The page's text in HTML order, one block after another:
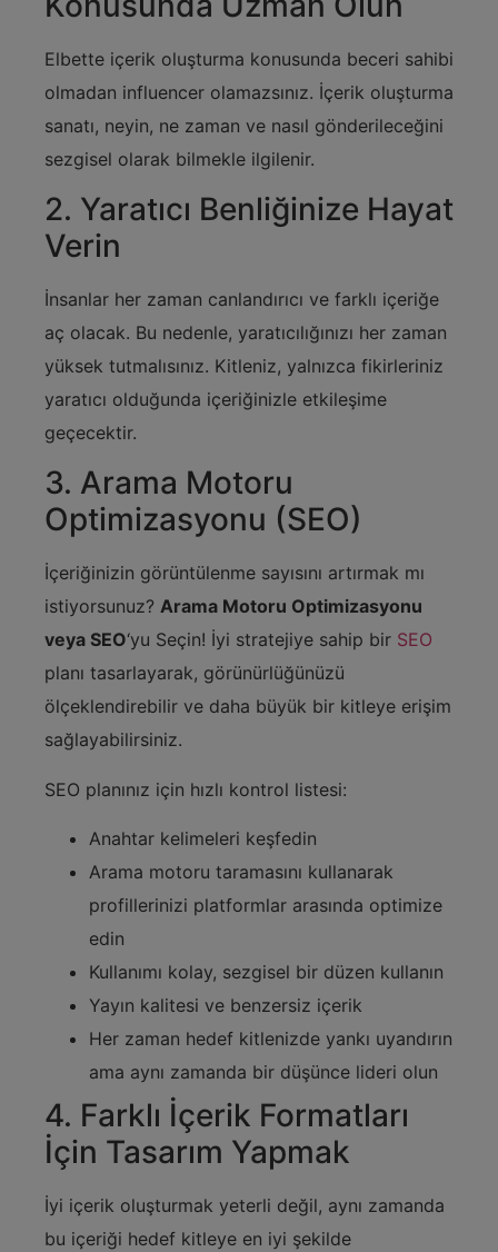
Elbette içerik oluşturma konusunda beceri sahibi
olmadan influencer olamazsınız. İçerik oluşturma
sanatı, neyin, ne zaman ve nasıl gönderileceğini
sezgisel olarak bilmekle ilgilenir.
2. Yaratıcı Benliğinize Hayat
Verin
İnsanlar her zaman canlandırıcı ve farklı içeriğe
aç olacak. Bu nedenle, yaratıcılığınızı her zaman
yüksek tutmalısınız. Kitleniz, yalnızca fikirleriniz
yaratıcı olduğunda içeriğinizle etkileşime
geçecektir.
3. Arama Motoru
Optimizasyonu (SEO)
İçeriğinizin görüntülenme sayısını artırmak mı
istiyorsunuz? Arama Motoru Optimizasyonu
veya SEO‘yu Seçin! İyi stratejiye sahip bir SEO
planı tasarlayarak, görünürlüğünüzü
ölçeklendirebilir ve daha büyük bir kitleye erişim
sağlayabilirsiniz.
SEO planınız için hızlı kontrol listesi:
Anahtar kelimeleri keşfedin
Arama motoru taramasını kullanarak
profillerinizi platformlar arasında optimize
edin
Kullanımı kolay, sezgisel bir düzen kullanın
Yayın kalitesi ve benzersiz içerik
Her zaman hedef kitlenizde yankı uyandırın
ama aynı zamanda bir düşünce lideri olun
4. Farklı İçerik Formatları
İçin Tasarım Yapmak
İyi içerik oluşturmak yeterli değil, aynı zamanda
bu içeriği hedef kitleye en iyi şekilde